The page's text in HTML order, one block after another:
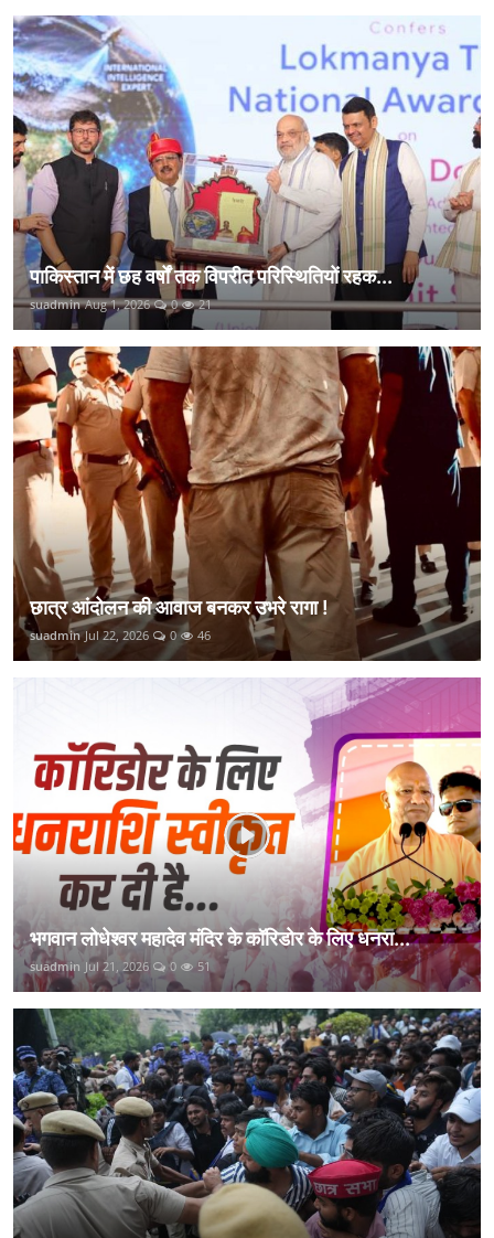
पाकिस्तान में छह वर्षों तक विपरीत परिस्थितियों रहक...
suadmin Aug 1, 2026 0 21
छात्र आंदोलन की आवाज बनकर उभरे रागा !
suadmin Jul 22, 2026 0 46
भगवान लोधेश्वर महादेव मंदिर के कॉरिडोर के लिए धनरा...
suadmin Jul 21, 2026 0 51